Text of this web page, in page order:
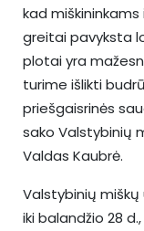
kad
greitai pavyksta
plotai yra
turime išlikti
priešgaisrinės
sako Valstybinių
Valdas Kaubrė.
Valstybinių
iki balandžio 28